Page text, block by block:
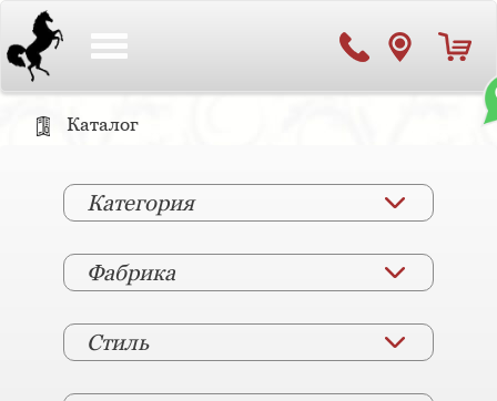
Каталог
Категория
Фабрика
Стиль